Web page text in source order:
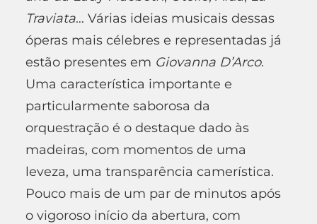
Traviata… Várias ideias musicais dessas
óperas mais célebres e representadas já
estão presentes em Giovanna D’Arco.
Uma característica importante e
particularmente saborosa da
orquestração é o destaque dado às
madeiras, com momentos de uma
leveza, uma transparência camerística.
Pouco mais de um par de minutos após
o vigoroso início da abertura, com